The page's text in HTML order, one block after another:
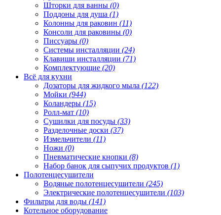
Шторки для ванны (0)
Поддоны для душа (1)
Колонны для раковин (11)
Консоли для раковины (0)
Писсуары (0)
Системы инсталляции (24)
Клавиши инсталляции (71)
Комплектующие (20)
Всё для кухни
Дозаторы для жидкого мыла (122)
Мойки (944)
Коландеры (15)
Ролл-мат (10)
Сушилки для посуды (33)
Разделочные доски (37)
Измельчители (11)
Ножи (0)
Пневматические кнопки (8)
Набор банок для сыпучих продуктов (1)
Полотенцесушители
Водяные полотенцесушители (245)
Электрические полотенцесушители (103)
Фильтры для воды (141)
Котельное оборудование